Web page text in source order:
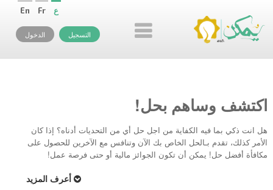
En Fr ع
التسجيل الدخول
اكتشف وساهم بحل!
هل انت ذكي بما فيه الكفاية من اجل حل أي من التحديات أدناه؟ إذا كان
الأمر كذلك، تقدم بـالحل الخاص بك الآن وتنافس مع الآخرين للحصول على
مكافأة أفضل حل! يمكن أن تكون الجوائز مالية أو حتى فرصة عمل!
أعرف المزيد